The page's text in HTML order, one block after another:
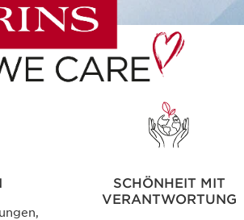
SCHÖNHEIT MIT
VERANTWORTUNG